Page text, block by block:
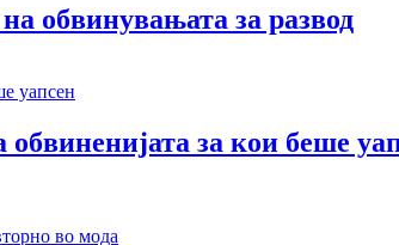
обвинувањата за развод
за кои беше